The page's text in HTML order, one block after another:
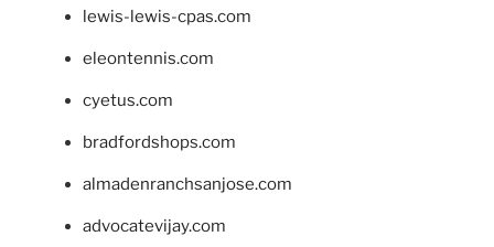
lewis-lewis-cpas.com
eleontennis.com
cyetus.com
bradfordshops.com
almadenranchsanjose.com
advocatevijay.com